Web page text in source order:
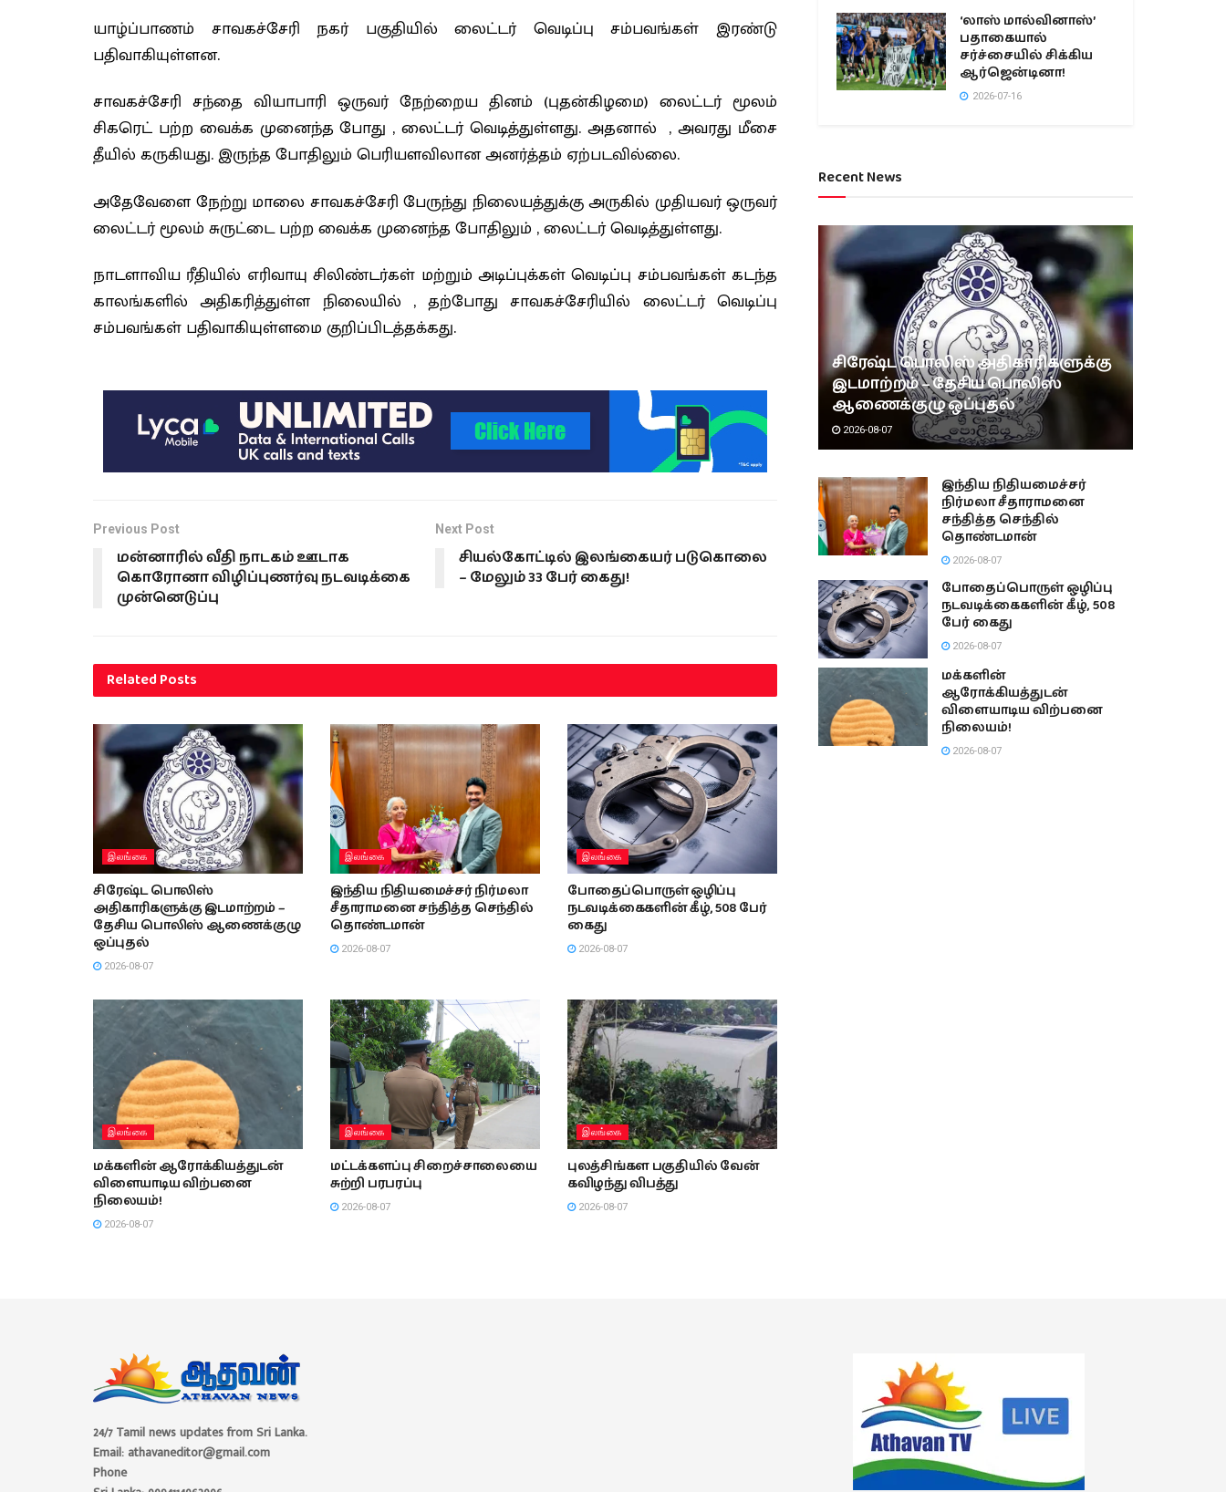
யாழ்ப்பாணம் சாவகச்சேரி நகர் பகுதியில் லைட்டர் வெடிப்பு சம்பவங்கள் இரண்டு
பதிவாகியுள்ளன.
சாவகச்சேரி சந்தை வியாபாரி ஒருவர் நேற்றைய தினம் (புதன்கிழமை) லைட்டர் மூலம்
சிகரெட் பற்ற வைக்க முனைந்த போது , லைட்டர் வெடித்துள்ளது. அதனால் , அவரது மீசை
தீயில் கருகியது. இருந்த போதிலும் பெரியளவிலான அனர்த்தம் ஏற்படவில்லை.
அதேவேளை நேற்று மாலை சாவகச்சேரி பேருந்து நிலையத்துக்கு அருகில் முதியவர் ஒருவர்
லைட்டர் மூலம் சுருட்டை பற்ற வைக்க முனைந்த போதிலும் , லைட்டர் வெடித்துள்ளது.
நாடளாவிய ரீதியில் எரிவாயு சிலிண்டர்கள் மற்றும் அடிப்புக்கள் வெடிப்பு சம்பவங்கள் கடந்த
காலங்களில் அதிகரித்துள்ள நிலையில் , தற்போது சாவகச்சேரியில் லைட்டர் வெடிப்பு
சம்பவங்கள் பதிவாகியுள்ளமை குறிப்பிடத்தக்கது.
Previous Post
மன்னாரில் வீதி நாடகம் ஊடாக
கொரோனா விழிப்புணர்வு நடவடிக்கை
முன்னெடுப்பு
Next Post
சியல்கோட்டில் இலங்கையர் படுகொலை
– மேலும் 33 பேர் கைது!
RelatedPosts
இலங்கை
சிரேஷ்ட பொலிஸ்
அதிகாரிகளுக்கு இடமாற்றம் –
தேசிய பொலிஸ் ஆணைக்குழு
ஒப்புதல்
2026-08-07
இலங்கை
இந்திய நிதியமைச்சர் நிர்மலா
சீதாராமனை சந்தித்த செந்தில்
தொண்டமான்
2026-08-07
இலங்கை
போதைப்பொருள் ஒழிப்பு
நடவடிக்கைகளின் கீழ், 508 பேர்
கைது
2026-08-07
இலங்கை
மக்களின் ஆரோக்கியத்துடன்
விளையாடிய விற்பனை
நிலையம்!
2026-08-07
இலங்கை
மட்டக்களப்பு சிறைச்சாலையை
சுற்றி பரபரப்பு
2026-08-07
இலங்கை
புலத்சிங்கள பகுதியில் வேன்
கவிழந்து விபத்து
2026-08-07
‘லாஸ் மால்வினாஸ்’
பதாகையால்
சர்ச்சையில் சிக்கிய
ஆர்ஜென்டினா!
2026-07-16
Recent News
சிரேஷ்ட பொலிஸ் அதிகாரிகளுக்கு
இடமாற்றம் – தேசிய பொலிஸ்
ஆணைக்குழு ஒப்புதல்
2026-08-07
இந்திய நிதியமைச்சர்
நிர்மலா சீதாராமனை
சந்தித்த செந்தில்
தொண்டமான்
2026-08-07
போதைப்பொருள் ஒழிப்பு
நடவடிக்கைகளின் கீழ், 508
பேர் கைது
2026-08-07
மக்களின்
ஆரோக்கியத்துடன்
விளையாடிய விற்பனை
நிலையம்!
2026-08-07
24/7 Tamil news updates from Sri Lanka.
Email: athavaneditor@gmail.com
Phone